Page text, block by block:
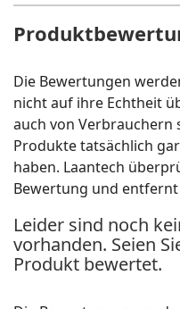
Die Bewertungen
nicht auf ihre Echtheit
auch von Verbrauchern
Produkte tatsächlich
haben. Laantech
Bewertung und
Leider sind noch
vorhanden. Seien
Produkt bewertet.